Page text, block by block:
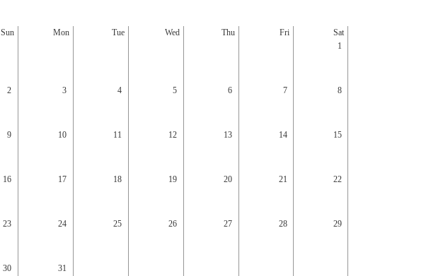
Sun Mon Tue Wed Thu Fri
Sat
1
2 3 4 5 6 7 8
9 10 11 12 13 14 15
16 17 18 19 20 21 22
23 24 25 26 27 28 29
30 31